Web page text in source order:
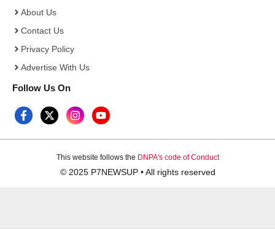
About Us
Contact Us
Privacy Policy
Advertise With Us
Follow Us On
This website follows the DNPA's code of Conduct
© 2025 P7NEWSUP • All rights reserved